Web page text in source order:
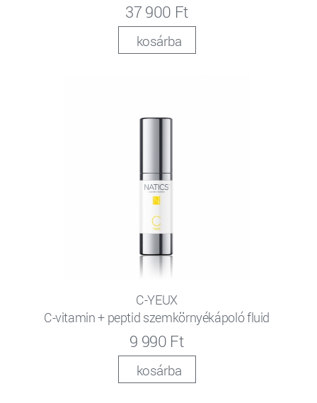
37 900 Ft
kosárba
C-YEUX
C-vitamin + peptid szemkörnyékápoló fluid
9 990 Ft
kosárba